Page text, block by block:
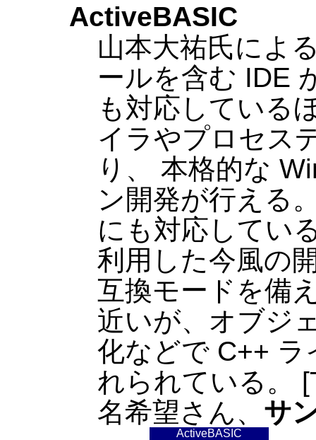
ActiveBASIC
山本大祐氏によ
ールを含む IDE
も対応している
イラやプロセス
り、 本格的な
ン開発が行える
にも対応してい
利用した今風の
互換モードを備
近いが、オブジ
化などで C++ ラ
れられている。
名希望さん、 サ
ActiveBASIC